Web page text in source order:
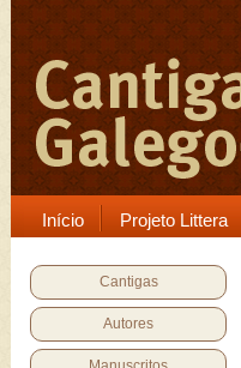
Início Projeto Littera
Cantigas
Autores